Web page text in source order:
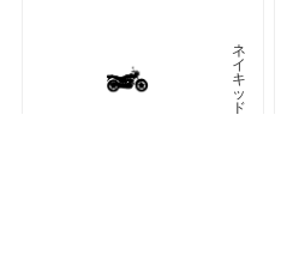
ネ
イ
キ
ッ
ド